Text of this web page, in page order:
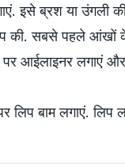
इसे ब्रश या उंगली
सबसे पहले आंखों के
आईलाइनर लगाएं
लिप बाम लगाएं.